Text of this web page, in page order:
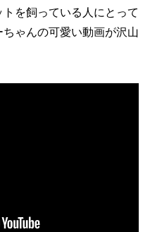
を飼っている人にとって
ゃんの可愛い動画が沢山